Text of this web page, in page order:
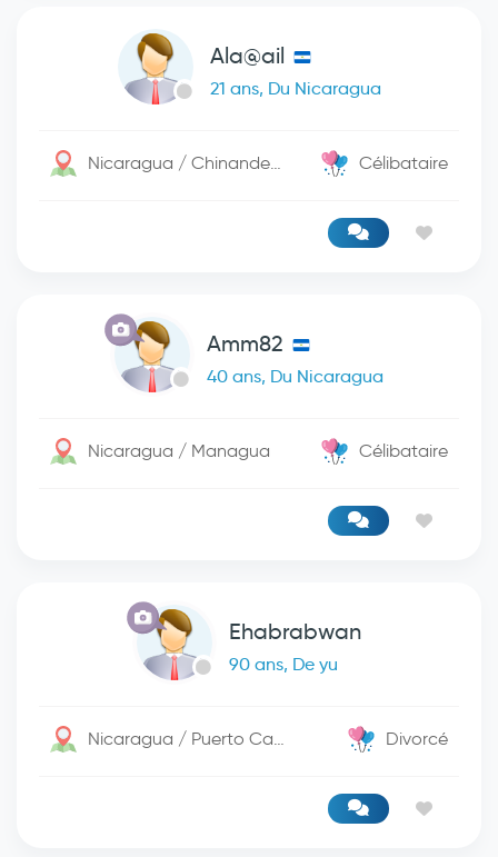
Ala@ail
21 ans, Du Nicaragua
Nicaragua / Chinandega Célibataire
Amm82
40 ans, Du Nicaragua
Nicaragua / Managua Célibataire
Ehabrabwan
90 ans, De yu
Nicaragua / Puerto Cabezas Divorcé